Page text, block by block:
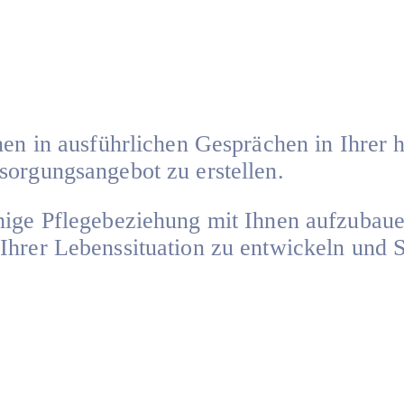
in ausführlichen Gesprächen in Ihrer
zu erstellen.
Pflegebeziehung mit Ihnen
Lebenssituation zu entwickeln und